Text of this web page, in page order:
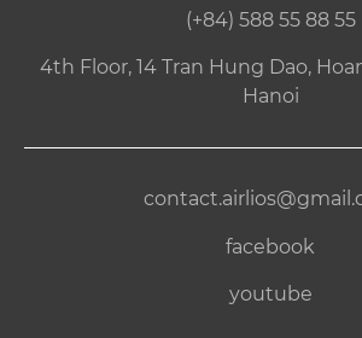
(+84) 588 55 88 55
4th Floor, 14 Tran Hung Dao,
Hanoi
facebook
youtube